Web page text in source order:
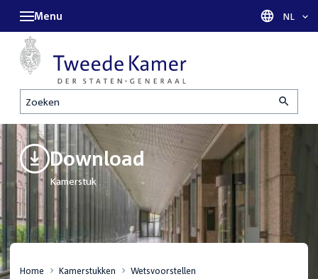
Zoeken
Menu Taal
NL
Download
Kamerstuk
Home Kamerstukken Wetsvoorstellen